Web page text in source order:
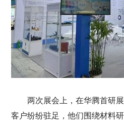
两次展会上，在华腾首研
客户纷纷驻足，他们围绕材料